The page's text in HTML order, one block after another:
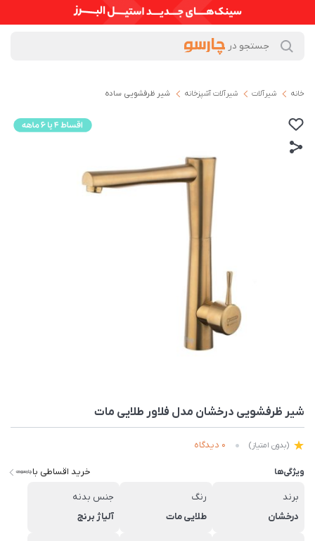
خانه شیرآلات شیرآلات آشپزخانه شیر ظرفشویی ساده
شیر ظرفشویی درخشان مدل فلاور طلایی مات
(بدون امتیاز) 0 دیدگاه
ویژگی‌ها خرید اقساطی با
برند
درخشان
رنگ
طلایی مات
جنس بدنه
آلیاژ برنج